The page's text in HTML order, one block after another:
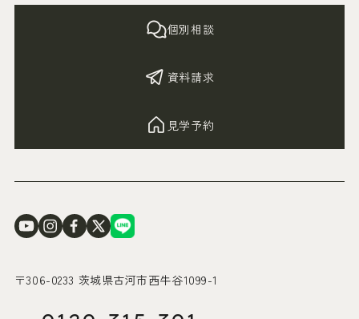
〒306-0233 茨城県古河市西牛谷1099-1
個別相談
資料請求
見学予約